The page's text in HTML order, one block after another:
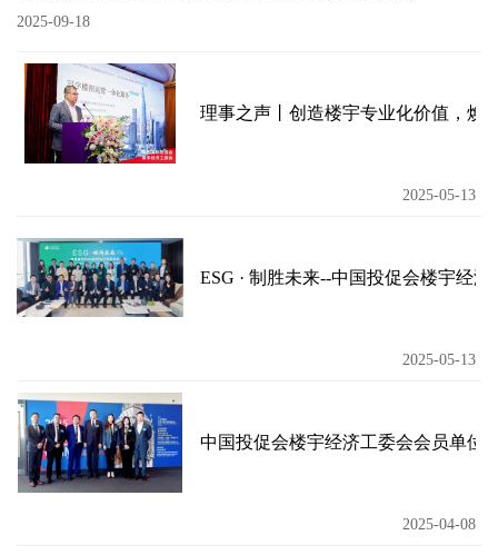
2025-09-18
理事之声丨创造楼宇专业化价值，焕
2025-05-13
ESG · 制胜未来--中国投促会楼宇经
2025-05-13
中国投促会楼宇经济工委会会员单位
2025-04-08